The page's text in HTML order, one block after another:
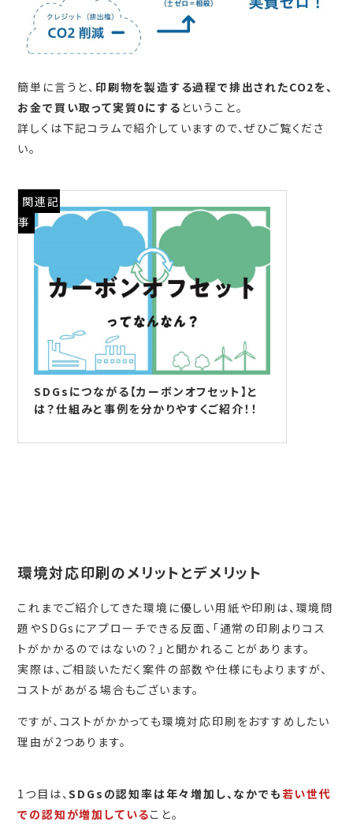
簡単に言うと、 印刷物を製造する過程で排出されたCO2を、
お金で買い取って実質0にする ということ。
詳しくは下記コラムで紹介していますので、ぜひご覧くださ
い。
関連記
事
SDGsにつながる【カーボンオフセット】と
は？仕組みと事例を分かりやすくご紹介！！
環境対応印刷のメリットとデメリット
これまでご紹介してきた環境に優しい用紙や印刷は、環境問
題やSDGsにアプローチできる反面、「通常の印刷よりコス
トがかかるのではないの？」と聞かれることがあります。
実際は、ご相談いただく案件の部数や仕様にもよりますが、
コストがあがる場合もございます。
ですが、コストがかかっても環境対応印刷をおすすめしたい
理由が2つあります。
1つ目は、SDGsの認知率は年々増加し、なかでも若い世代
での認知が増加していること。